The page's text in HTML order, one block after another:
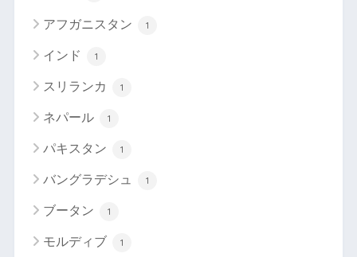
アフガニスタン 1
インド 1
スリランカ 1
ネパール 1
パキスタン 1
バングラデシュ 1
ブータン 1
モルディブ 1